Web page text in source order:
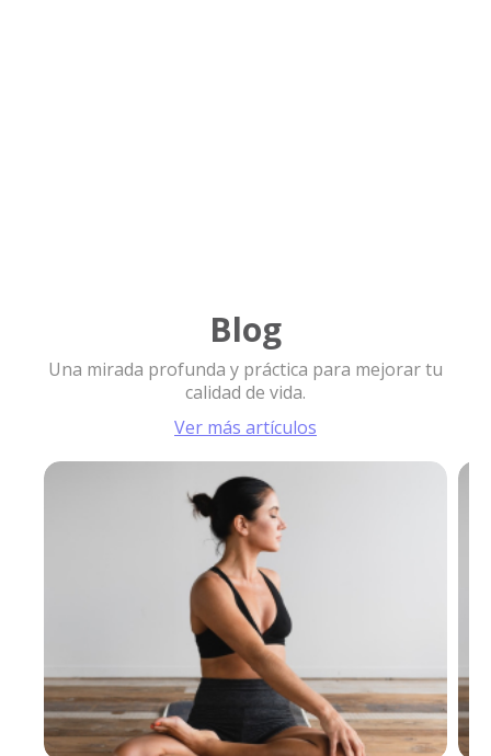
Blog
Una mirada profunda y práctica para mejorar tu
calidad de vida.
Ver más artículos